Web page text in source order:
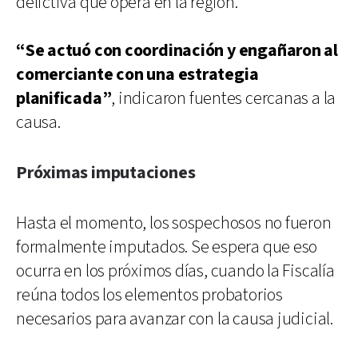
“Se actuó con coordinación y engañaron al
comerciante con una estrategia
planificada”, indicaron fuentes cercanas a la
causa.
Próximas imputaciones
Hasta el momento, los sospechosos no fueron
formalmente imputados. Se espera que eso
ocurra en los próximos días, cuando la Fiscalía
reúna todos los elementos probatorios
necesarios para avanzar con la causa judicial.